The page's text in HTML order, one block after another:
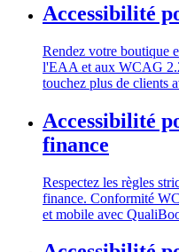
Accessibilité
Rendez votre boutique
l'EAA et aux WCAG
touchez plus de clients
Accessibilité
finance
Respectez les règles
finance. Conformité
et mobile avec